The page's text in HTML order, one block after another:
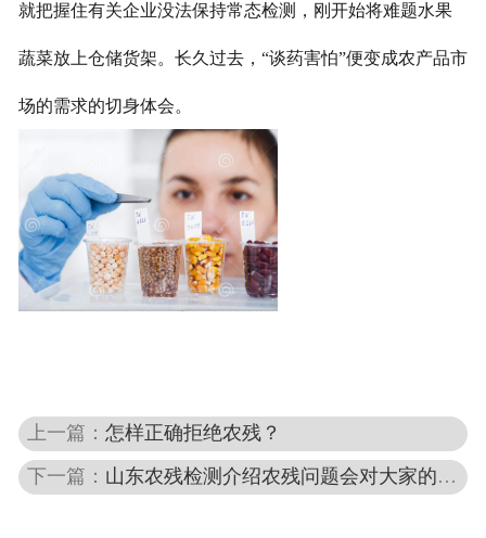
就把握住有关企业没法保持常态检测，刚开始将难题水果
蔬菜放上仓储货架。长久过去，“谈药害怕”便变成农产品市
场的需求的切身体会。
上一篇：怎样正确拒绝农残？
下一篇： 山东农残检测介绍农残问题会对大家的影响有哪些？